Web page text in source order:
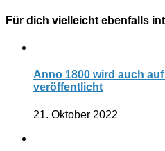
Für dich vielleicht ebenfalls
Anno 1800 wird auch
veröffentlicht
21. Oktober 2022